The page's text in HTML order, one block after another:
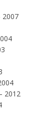
2007
2012